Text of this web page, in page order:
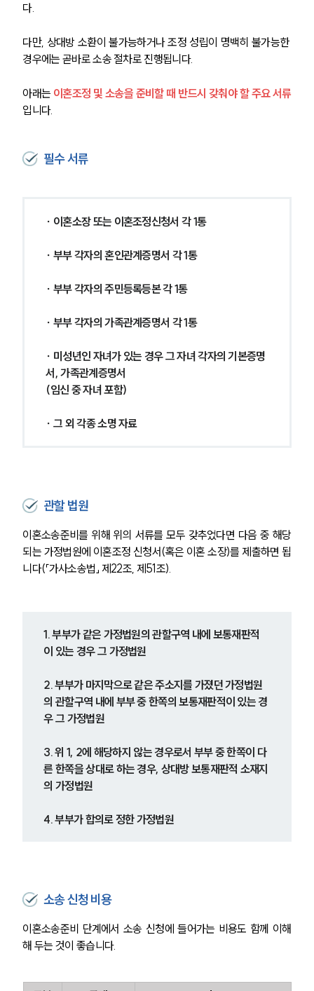
다.
다만, 상대방 소환이 불가능하거나 조정 성립이 명백히 불가능한
경우에는 곧바로 소송 절차로 진행됩니다.
아래는 이혼조정 및 소송을 준비할 때 반드시 갖춰야 할 주요 서류
입니다.
필수 서류
∙ 이혼소장 또는 이혼조정신청서 각 1통
∙ 부부 각자의 혼인관계증명서 각 1통
∙ 부부 각자의 주민등록등본 각 1통
∙ 부부 각자의 가족관계증명서 각 1통
∙ 미성년인 자녀가 있는 경우 그 자녀 각자의 기본증명
서, 가족관계증명서
(임신 중 자녀 포함)
∙ 그 외 각종 소명 자료
관할 법원
이혼소송준비를 위해 위의 서류를 모두 갖추었다면 다음 중 해당
되는 가정법원에 이혼조정 신청서(혹은 이혼 소장)를 제출하면 됩
니다(「가사소송법」 제22조, 제51조).
1. 부부가 같은 가정법원의 관할구역 내에 보통재판적
이 있는 경우 그 가정법원
2. 부부가 마지막으로 같은 주소지를 가졌던 가정법원
의 관할구역 내에 부부 중 한쪽의 보통재판적이 있는 경
우 그 가정법원
3. 위 1, 2에 해당하지 않는 경우로서 부부 중 한쪽이 다
른 한쪽을 상대로 하는 경우, 상대방 보통재판적 소재지
의 가정법원
4. 부부가 합의로 정한 가정법원
소송 신청 비용
이혼소송준비 단계에서 소송 신청에 들어가는 비용도 함께 이해
해 두는 것이 좋습니다.